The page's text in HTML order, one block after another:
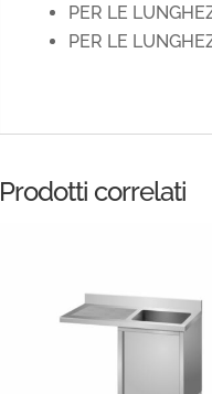
PER LE
PER LE
Prodotti correlati